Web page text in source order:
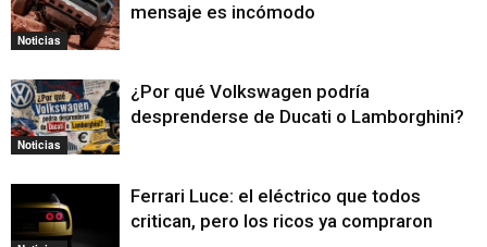
Noticias
mensaje es incómodo
Noticias
¿Por qué Volkswagen podría
desprenderse de Ducati o Lamborghini?
Ferrari Luce: el eléctrico que todos
critican, pero los ricos ya compraron